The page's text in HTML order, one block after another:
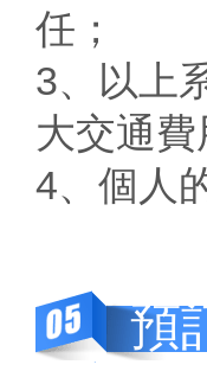
任；
3、以上
大交通費
4、個人
預